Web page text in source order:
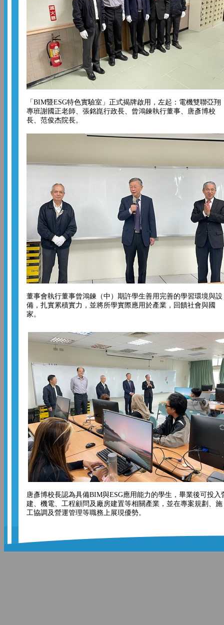
「BIM暨ESG特色實驗室」正式揭牌啟用，左起：電機雙聯亞翔
專班謝國正老師、張銘崑行政長、曾鴻鍊執行董事、唐彥博校
長、范俊杰院長。
董事會執行董事曾鴻鍊（中）期許學生善用完善的學習環境與設
備，扎實累積實力，並將所學實際應用於產業，回饋社會與國
家。
唐彥博校長認為具備BIM與ESG應用能力的學生，畢業後可投入
建、機電、工程顧問及廠房建置等相關產業，並在專案規劃、施
工協調及營運管理等職務上展現優勢。